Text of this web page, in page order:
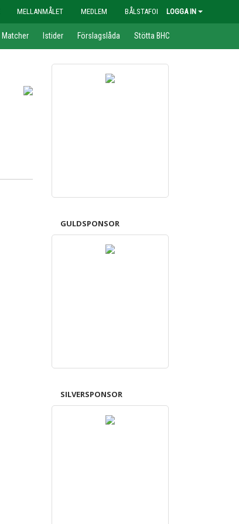
MELLANMÅLET MEDLEM BÅLSTAFONDENLOGGA IN
Matcher Istider Förslagslåda Stötta BHC
GULDSPONSOR
SILVERSPONSOR